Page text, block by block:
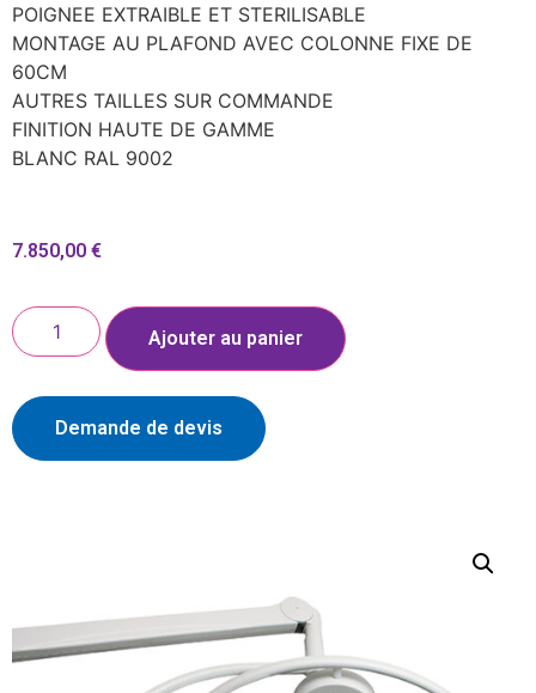
POIGNEE EXTRAIBLE ET STERILISABLE
MONTAGE AU PLAFOND AVEC COLONNE FIXE DE
60CM
AUTRES TAILLES SUR COMMANDE
FINITION HAUTE DE GAMME
BLANC RAL 9002
7.850,00 €
Ajouter au panier
Demande de devis